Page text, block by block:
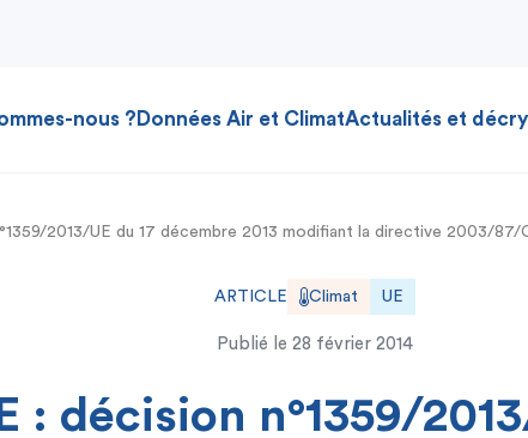
nous ? Données Air et ClimatActualités et
2013/UE du 17 décembre 2013 modifiant la directive 2003/
ARTICLE Climat UE
Publié le 28 février 2014
: décision n°1359/